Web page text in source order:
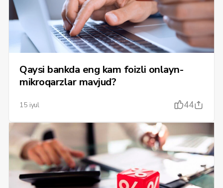
Qaysi bankda eng kam foizli onlayn-
mikroqarzlar mavjud?
15 iyul 44